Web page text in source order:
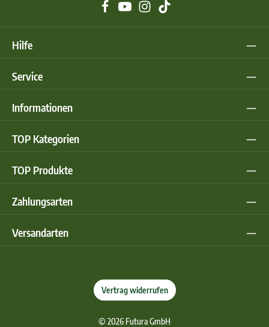
Hilfe
Service
Informationen
TOP Kategorien
TOP Produkte
Zahlungsarten
Versandarten
Vertrag widerrufen
© 2026 Futura GmbH